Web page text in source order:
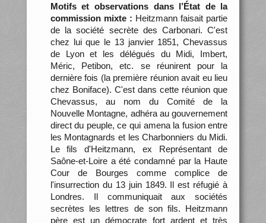
Motifs et observations dans l’État de la
commission mixte : Heitzmann faisait partie
de la société secrète des Carbonari. C'est
chez lui que le 13 janvier 1851, Chevassus
de Lyon et les délégués du Midi, Imbert,
Méric, Petibon, etc. se réunirent pour la
dernière fois (la première réunion avait eu lieu
chez Boniface). C'est dans cette réunion que
Chevassus, au nom du Comité de la
Nouvelle Montagne, adhéra au gouvernement
direct du peuple, ce qui amena la fusion entre
les Montagnards et les Charbonniers du Midi.
Le fils d'Heitzmann, ex Représentant de
Saône-et-Loire a été condamné par la Haute
Cour de Bourges comme complice de
l'insurrection du 13 juin 1849. Il est réfugié à
Londres. Il communiquait aux sociétés
secrètes les lettres de son fils. Heitzmann
père est un démocrate fort ardent et très